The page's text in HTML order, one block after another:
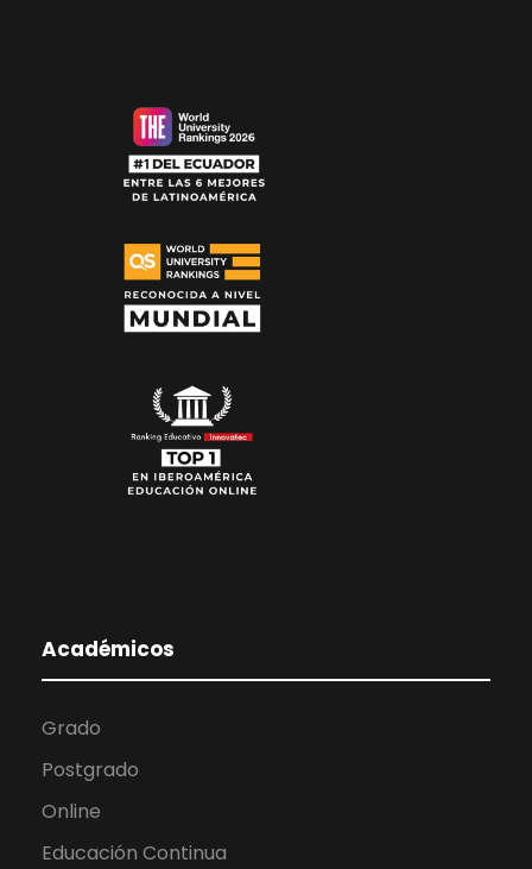
Académicos
Grado
Postgrado
Online
Educación Continua